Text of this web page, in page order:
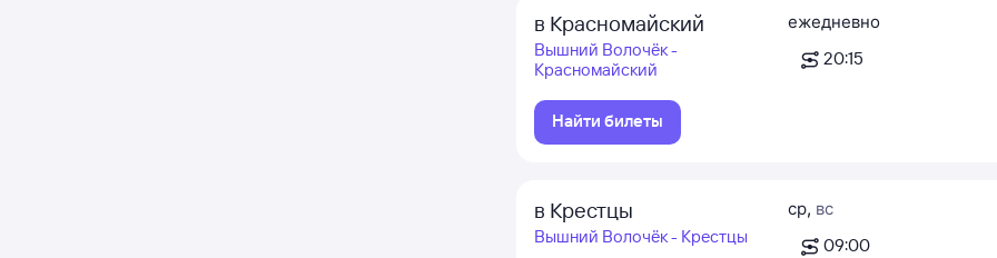
в Красномайский
Вышний Волочёк -
Красномайский
Найти билеты
ежедневно
20:15
в Крестцы
Вышний Волочёк - Крестцы
ср, вс
09:00